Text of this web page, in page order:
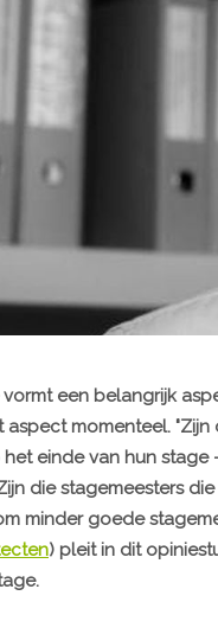
een belangrijk
aspect momenteel.
einde van hun
die stagemeesters
minder goede
) pleit in dit